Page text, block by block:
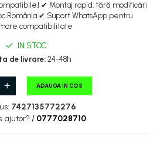
✔ Montaj rapid, fără modificări
România ✔ Suport WhatsApp pentru
compatibilitate
IN STOC
de livrare: 24-48h
ADAUGA IN COS
7427135772276
ajutor? / 0777028710